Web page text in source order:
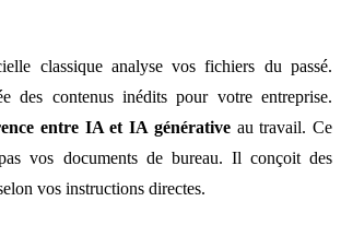
classique analyse vos fichiers du passé.
des contenus inédits pour votre entreprise.
entre IA et IA générativeau travail. Ce
vos documents de bureau. Il conçoit des
vos instructions directes.